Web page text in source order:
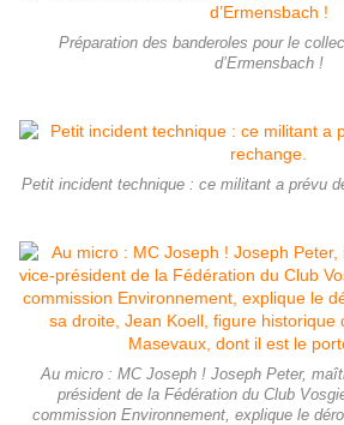
Préparation des banderoles pour le
d’Ermensbach !
Petit incident technique : ce militant a prévu
Au micro : MC Joseph ! Joseph Peter,
président de la Fédération du Club
commission Environnement, explique le